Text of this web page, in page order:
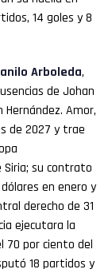
14 goles y 8
Arboleda,
de Johan
Amor,
de 2027 y trae
su contrato
en enero y
derecho de 31
ejecutara la
70 por ciento del
18 partidos y